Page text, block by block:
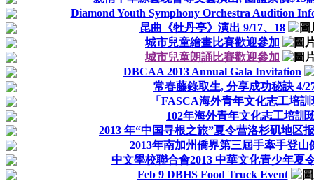
Diamond Youth Symphony Orchestra Audition
昆曲《牡丹亭》演出 9/17、18
城市兒童繪畫比賽歡迎參加
城市兒童朗誦比賽歡迎參加
DBCAA 2013 Annual Gala Invitation
常春藤錄取生, 分享成功秘訣 4/
「FASCA海外青年文化志工培
102年海外青年文化志工培訓
2013 年“中国寻根之旅”夏令营洛杉矶地区
2013年南加州僑界第三屆手牽手登山
中文學校聯合會2013 中華文化青少年夏
Feb 9 DBHS Food Truck Event